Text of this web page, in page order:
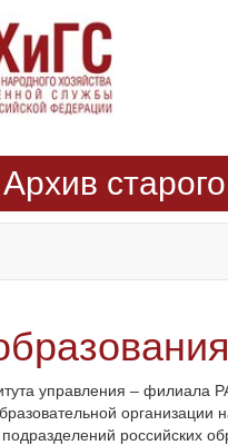
Архив
управления –
российских